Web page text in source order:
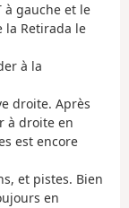
à gauche et le
la Retirada le
à la
droite. Après
à droite en
est encore
et pistes. Bien
en